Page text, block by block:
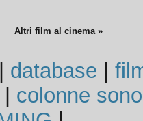
Altri film al cinema »
database
colonne